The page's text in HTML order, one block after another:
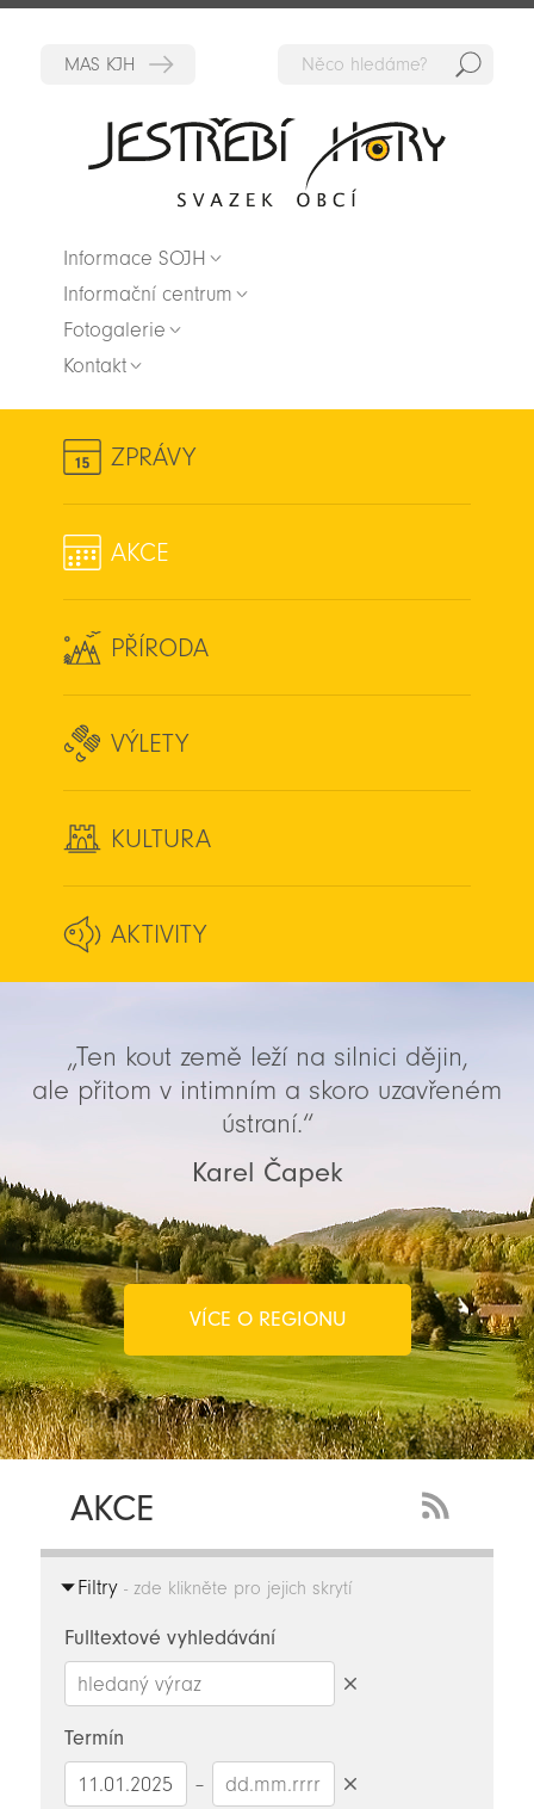
Informace SOJH
Informační centrum
Fotogalerie
Kontakt
ZPRÁVY
AKCE
PŘÍRODA
VÝLETY
KULTURA
AKTIVITY
„Ten kout země leží na silnici dějin,
ale přitom v intimním a skoro uzavřeném
ústraní.“
Karel Čapek
VÍCE O REGIONU
AKCE
Feed
Filtry- zde klikněte pro jejich skrytí
Fulltextové vyhledávání
Termín
–